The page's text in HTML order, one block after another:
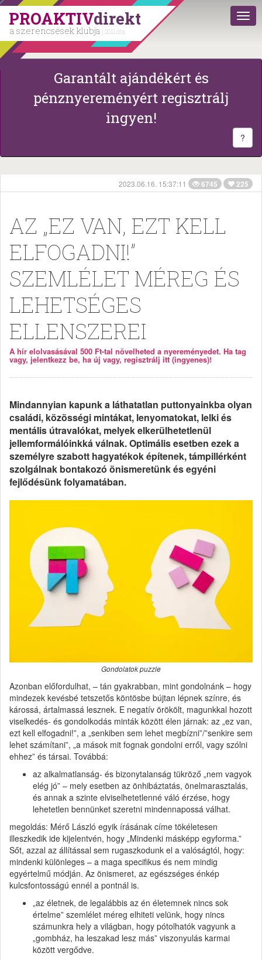
PROAKTIVdirekt
a szerencsések klubja | 2011 óta
Garantált ajándékért és
pénznyereményért regisztrálj
ingyen!
?
2023.06.16. 15:37:11 6745 225
AZ „EZ VAN, EZT KELL
ELFOGADNI!”
SZEMLÉLET MÉREG ÉS
LEHETSÉGES
ELLENSZEREI
A hír elolvasásával 500 Ft-tal növelheted a nyereményedet. Ha tag
vagy, jelentkezz be, ha új vagy, regisztrálj itt (ingyenes)!
Mindannyian kapunk a láthatatlan puttonyainkba olyan
családi, közösségi mintákat, lenyomatokat, lelki és
mentális útravalókat, melyek elkerülhetetlenül
jellemformálóinkká válnak. Optimális esetben ezek a
személyre szabott hagyatékok építenek, támpillérként
szolgálnak bontakozó önismeretünk és egyéni
fejlődésünk folyamatában.
Gondolatok puzzle
Azonban előfordulhat, – tán gyakrabban, mint gondolnánk – hogy
mindezek kevésbé tetszetős köntösbe bújtan lépnek színre, és
károssá, ártalmassá lesznek. E negatív örökölt, magunkkal hozott
viselkedés- és gondolkodás minták között élen járnak: az „ez van,
ezt kell elfogadni!”, a „senkiben sem lehet megbízni”/”senkire sem
lehet számítani”, „a mások mit fognak gondolni erről, vagy szólni
ehhez” és társai. Továbbá:
az alkalmatlanság- és bizonytalanság tükröző „nem vagyok
elég jó” – mely esetben az önhibáztatás, önelmarasztalás,
és annak a szinte elviselhetetlenné váló érzése, hogy
lehetetlen bennünket szeretni mindennapossá válhat.
megoldás: Mérő László egyik írásának címe tökéletesen
illeszkedik ide kijelentvén, hogy „Mindenki másképp egyforma.”
Sőt, azzal az állítással sem rugaszkodunk el a valóságtól, hogy:
mindenki különleges – a maga specifikus és nem mindig
egyértelmű módján. Az önismeret, az egészséges énkép
kulcsfontosságú ennél a pontnál is.
„az életnek, de legalábbis az én életemnek nincs sok
értelme” szemlélet méreg elhiteti velünk, hogy nincs
számunkra hely a világban, hogy pótolhatók vagyunk a
„gombház, ha leszakad lesz más” viszonyulás karmai
között vergődve.